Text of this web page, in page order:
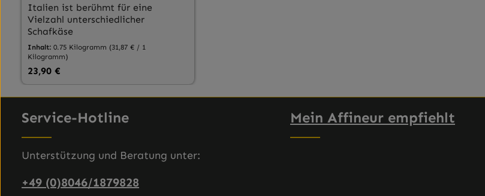
Italien ist berühmt für eine
Vielzahl unterschiedlicher
Schafkäse
Inhalt:0.75 Kilogramm (31,87 € / 1
Kilogramm)
Regulärer Preis:
23,90 €
Service-Hotline
Unterstützung und Beratung unter:
+49 (0)8046/1879828
Mein Affineur empfiehlt